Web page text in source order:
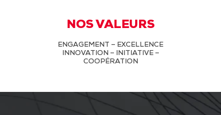
NOS VALEURS
ENGAGEMENT – EXCELLENCE
INNOVATION – INITIATIVE –
COOPÉRATION